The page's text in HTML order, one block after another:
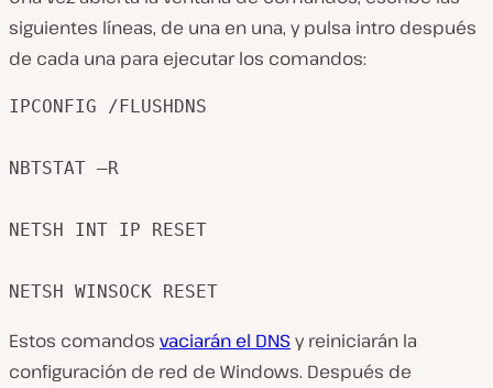
siguientes líneas, de una en una, y pulsa intro después
de cada una para ejecutar los comandos:
IPCONFIG /FLUSHDNS
NBTSTAT –R
NETSH INT IP RESET
NETSH WINSOCK RESET
Estos comandos vaciarán el DNS y reiniciarán la
configuración de red de Windows. Después de